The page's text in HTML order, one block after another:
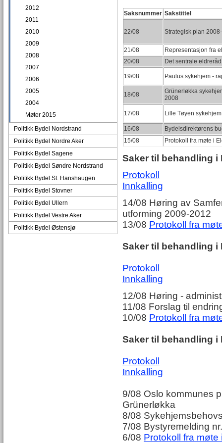
2012
2011
2010
2009
2008
2007
2006
2005
2004
Møter 2015
Politikk Bydel Nordstrand
Politikk Bydel Nordre Aker
Politikk Bydel Sagene
Politikk Bydel Søndre Nordstrand
Politikk Bydel St. Hanshaugen
Politikk Bydel Stovner
Politikk Bydel Ullern
Politikk Bydel Vestre Aker
Politikk Bydel Østensjø
Saksnummer Sakstittel
22/08 Strategisk plan
21/08
Representasjon fra
20/08
Det sentrale
19/08 Paulus sykehjem -
18/08
Grünerløkka
2008
17/08 Lille Tøyen
16/08
Bydelsdirektørens
15/08
Protokoll fra møte i
Saker til behandling i
Protokoll
Innkalling
14/08 Høring av
utforming 2009-2012
13/08 Protokoll fra
Saker til behandling
Protokoll
Innkalling
12/08 Høring -
11/08 Forslag til
10/08 Protokoll fra
Saker til behandling
Protokoll
Innkalling
9/08 Oslo kommunes
Grünerløkka
8/08
7/08 Bystyremelding
6/08 Protokoll fra